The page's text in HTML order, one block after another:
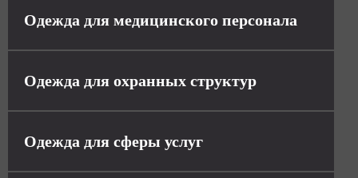
Одежда для медицинского персонала
Одежда для охранных структур
Одежда для сферы услуг